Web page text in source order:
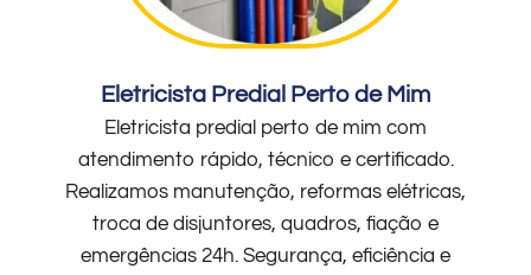
Eletricista Predial Perto de Mim
Eletricista predial perto de mim com
atendimento rápido, técnico e certificado.
Realizamos manutenção, reformas elétricas,
troca de disjuntores, quadros, fiação e
emergências 24h. Segurança, eficiência e